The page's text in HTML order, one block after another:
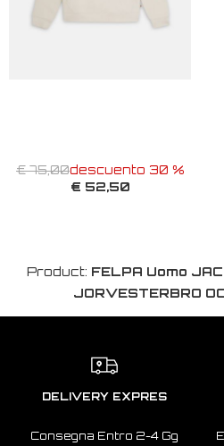
€ 75,00descuento 30 %
€ 52,50
Product: FELPA Uomo
JORVESTERBRO
DELIVERY EXPRES
Consegna Entro 2-4 Gg